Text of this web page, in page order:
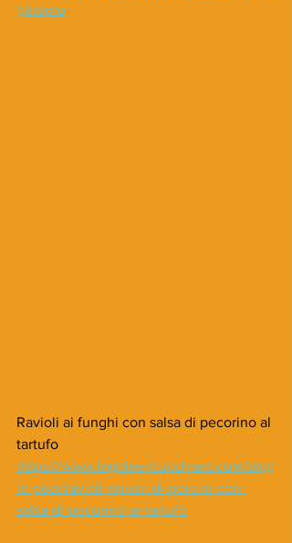
ginepro
Ravioli ai funghi con salsa di pecorino al
tartufo
https://www.lagolaeilcucchiaio.com/sing
le-post/ravioli-ripieni-di-porcini-con-
salsa-di-pecorino-al-tartufo